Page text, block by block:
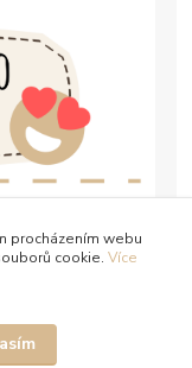
procházením webu
cookie. Více